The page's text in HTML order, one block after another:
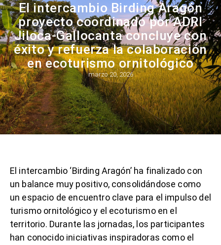
El intercambio Birding Aragón
proyecto coordinado por ADRI
Jiloca-Gallocanta concluye con
éxito y refuerza la colaboración
en ecoturismo ornitológico
marzo 20, 2026
El intercambio ‘Birding Aragón’ ha finalizado con
un balance muy positivo, consolidándose como
un espacio de encuentro clave para el impulso del
turismo ornitológico y el ecoturismo en el
territorio. Durante las jornadas, los participantes
han conocido iniciativas inspiradoras como el